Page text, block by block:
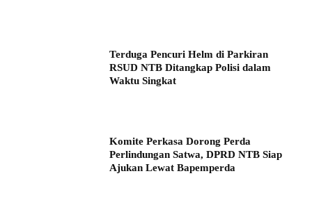
Terduga Pencuri Helm di Parkiran
RSUD NTB Ditangkap Polisi dalam
Waktu Singkat
Komite Perkasa Dorong Perda
Perlindungan Satwa, DPRD NTB Siap
Ajukan Lewat Bapemperda